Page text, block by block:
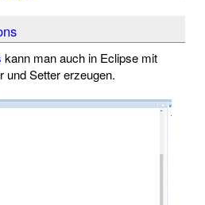
kann man auch in Eclipse mit
und Setter erzeugen.